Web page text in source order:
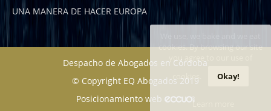
cookies. By browsing our site
you agree to our use of
cookies.
Okay!
Learn more
UNA MANERA DE HACER EUROPA
Despacho de Abogados en Córdoba
© Copyright EQ Abogados 2019
Posicionamiento web